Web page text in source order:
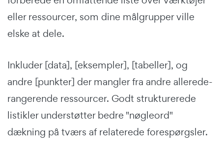
eller ressourcer, som dine målgrupper ville
elske at dele.
Inkluder [data], [eksempler], [tabeller], og
andre [punkter] der mangler fra andre allerede-
rangerende ressourcer. Godt strukturerede
listikler understøtter bedre "nøgleord"
dækning på tværs af relaterede forespørgsler.